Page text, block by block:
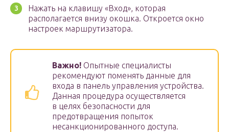
Нажать на клавишу «Вход», которая
располагается внизу окошка. Откроется окно
настроек маршрутизатора.
Важно! Опытные специалисты
рекомендуют поменять данные для
входа в панель управления устройства.
Данная процедура осуществляется
в целях безопасности для
предотвращения попыток
несанкционированного доступа.